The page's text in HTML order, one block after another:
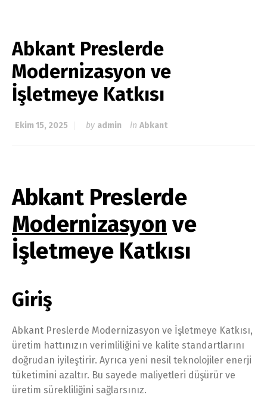
Abkant Preslerde
Modernizasyon ve
İşletmeye Katkısı
Ekim 15, 2025 by admin in Abkant
Abkant Preslerde
Modernizasyon ve
İşletmeye Katkısı
Giriş
Abkant Preslerde Modernizasyon ve İşletmeye Katkısı,
üretim hattınızın verimliliğini ve kalite standartlarını
doğrudan iyileştirir. Ayrıca yeni nesil teknolojiler enerji
tüketimini azaltır. Bu sayede maliyetleri düşürür ve
üretim sürekliliğini sağlarsınız.